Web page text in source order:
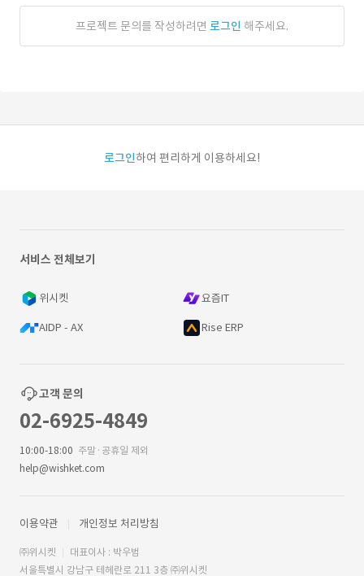
프로젝트 문의를 작성하려면 로그인 해주세요.
로그인하여 편리하게 이용하세요!
서비스 전체보기
위시켓 요즘IT
AIDP - AX Rise ERP
고객 문의
02-6925-4849
10:00-18:00 주말·공휴일 제외
help@wishket.com
이용약관 개인정보 처리방침
㈜위시켓
대표이사 : 박우범
서울특별시 강남구 테헤란로 211 3층 ㈜위시켓